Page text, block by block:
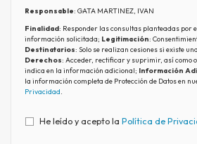
Responsable: GATA MARTINEZ, IVAN
Finalidad: Responder las consultas planteadas por
información solicitada; Legitimación:
Destinatarios: Solo se realizan cesiones si existe
Derechos: Acceder, rectificar y suprimir, así como
indica en la información adicional; Información
la información completa de Protección de Datos en
Privacidad.
He leído y acepto la Política de